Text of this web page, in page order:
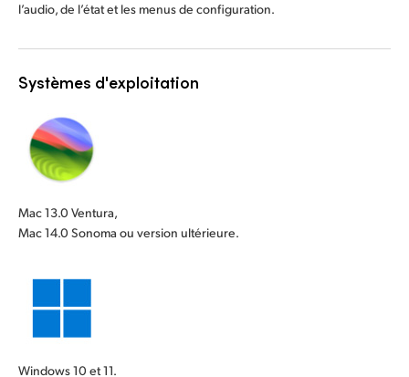
l’audio, de l’état et les menus de configuration.
Systèmes d'exploitation
Mac 13.0 Ventura,
Mac 14.0 Sonoma ou version ultérieure.
Windows 10 et 11.